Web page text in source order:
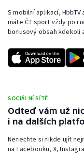
S mobilní aplikací,
máte ČT sport vždy po
bonusový obsah kdekoli
SOCIÁLNÍ SÍTĚ
Odteď vám už
i na dalších
Nenechte si nikde ujít
na Facebooku, X,